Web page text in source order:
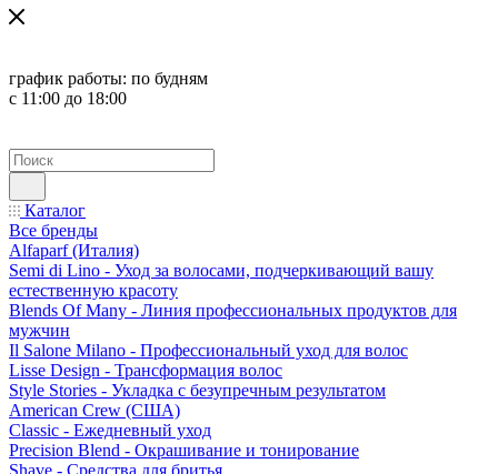
график работы: по будням
с 11:00 до 18:00
Каталог
Все бренды
Alfaparf (Италия)
Semi di Lino - Уход за волосами, подчеркивающий вашу
естественную красоту
Blends Of Many - Линия профессиональных продуктов для
мужчин
Il Salone Milano - Профессиональный уход для волос
Lisse Design - Трансформация волос
Style Stories - Укладка с безупречным результатом
American Crew (США)
Classic - Ежедневный уход
Precision Blend - Окрашивание и тонирование
Shave - Средства для бритья